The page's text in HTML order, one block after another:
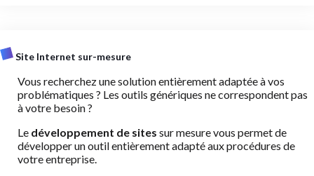
Site Internet sur-mesure
Vous recherchez une solution entièrement adaptée à vos
problématiques ? Les outils génériques ne correspondent pas
à votre besoin ?
Le développement de sites sur mesure vous permet de
développer un outil entièrement adapté aux procédures de
votre entreprise.